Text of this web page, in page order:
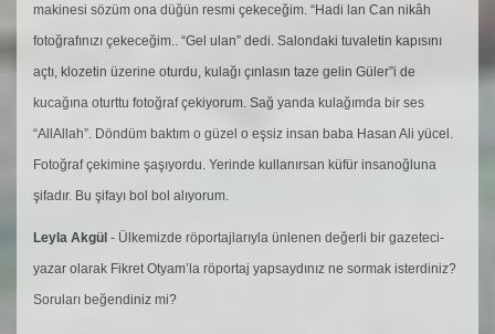
makinesi sözüm ona düğün resmi çekeceğim. “Hadi lan Can nikâh
fotoğrafınızı çekeceğim.. “Gel ulan” dedi. Salondaki tuvaletin kapısını
açtı, klozetin üzerine oturdu, kulağı çınlasın taze gelin Güler”i de
kucağına oturttu fotoğraf çekiyorum. Sağ yanda kulağımda bir ses
“AllAllah”. Döndüm baktım o güzel o eşsiz insan baba Hasan Ali yücel.
Fotoğraf çekimine şaşıyordu. Yerinde kullanırsan küfür insanoğluna
şifadır. Bu şifayı bol bol alıyorum.
Leyla Akgül - Ülkemizde röportajlarıyla ünlenen değerli bir gazeteci-
yazar olarak Fikret Otyam’la röportaj yapsaydınız ne sormak isterdiniz?
Soruları beğendiniz mi?